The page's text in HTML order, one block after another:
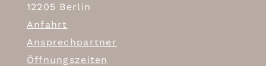
12205 Berlin
Anfahrt
Ansprechpartner
Öffnungszeiten